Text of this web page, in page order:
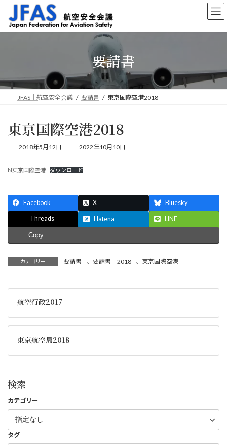
ン
ッ
ー
移
要請書
JFAS｜航空安全会議 要請書 東京国際空港2018
東京国際空港2018
2018年5月12日
最
更
新
2022年10月10日
N東京国際空港 ダウンロード
Facebook X Bluesky
Threads Hatena LINE
Copy
カテゴリー 要請書 、 要請書 2018 、 東京国際空港
航空行政2017
東京航空局2018
検索
カテゴリー
タグ